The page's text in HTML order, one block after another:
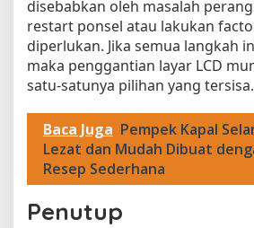
disebabkan oleh masalah
restart ponsel atau lakukan
diperlukan. Jika semua langkah
maka penggantian layar LCD
satu-satunya pilihan yang tersisa.
Baca Juga Pempek Kapal
Lezat dan Mudah Dibuat
Resep Sederhana
Penutup